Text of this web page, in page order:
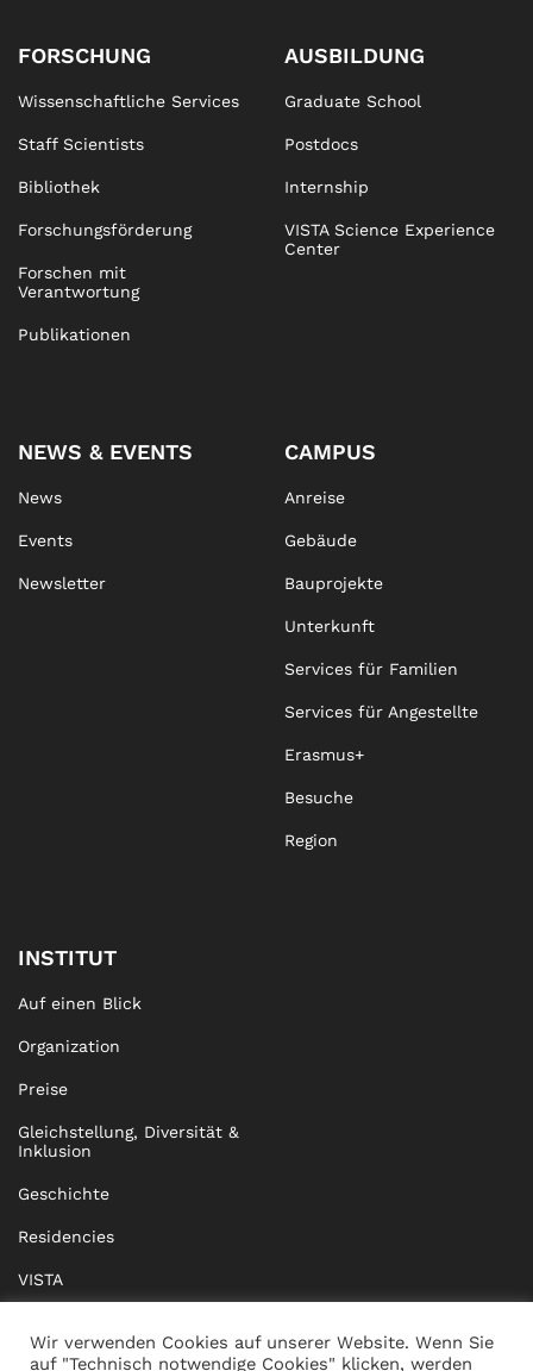
FORSCHUNG
Wissenschaftliche Services
Staff Scientists
Bibliothek
Forschungsförderung
Forschen mit
Verantwortung
Publikationen
AUSBILDUNG
Graduate School
Postdocs
Internship
VISTA Science Experience
Center
NEWS & EVENTS
News
Events
Newsletter
CAMPUS
Anreise
Gebäude
Bauprojekte
Unterkunft
Services für Familien
Services für Angestellte
Erasmus+
Besuche
Region
INSTITUT
Auf einen Blick
Organization
Preise
Gleichstellung, Diversität &
Inklusion
Geschichte
Residencies
VISTA
BRIDGE Network
Wir verwenden Cookies auf unserer Website. Wenn Sie
auf "Technisch notwendige Cookies" klicken, werden